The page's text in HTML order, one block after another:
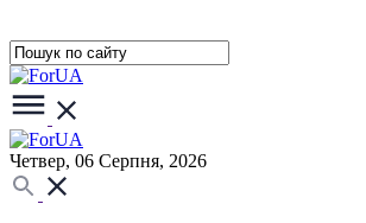
Четвер, 06 Серпня, 2026